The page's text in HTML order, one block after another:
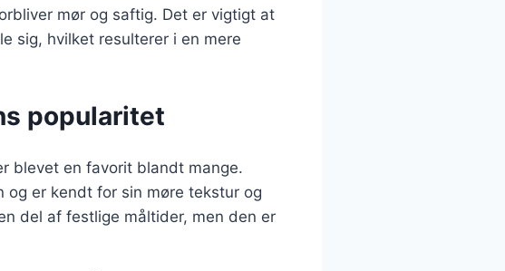
mør og saftig. Det er vigtigt at
sig, hvilket resulterer i en mere
popularitet
blevet en favorit blandt mange.
er kendt for sin møre tekstur og
del af festlige måltider, men den er